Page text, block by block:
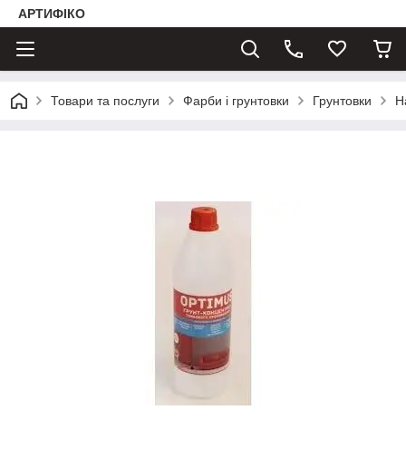
АРТИФІКО
Товари та послуги Фарби і грунтовки Грунтовки